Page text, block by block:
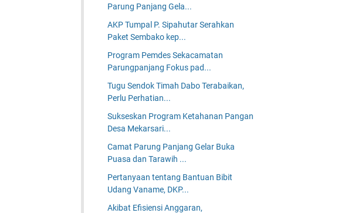
Parung Panjang Gela...
AKP Tumpal P. Sipahutar Serahkan
Paket Sembako kep...
Program Pemdes Sekacamatan
Parungpanjang Fokus pad...
Tugu Sendok Timah Dabo Terabaikan,
Perlu Perhatian...
Sukseskan Program Ketahanan Pangan
Desa Mekarsari...
Camat Parung Panjang Gelar Buka
Puasa dan Tarawih ...
Pertanyaan tentang Bantuan Bibit
Udang Vaname, DKP...
Akibat Efisiensi Anggaran,